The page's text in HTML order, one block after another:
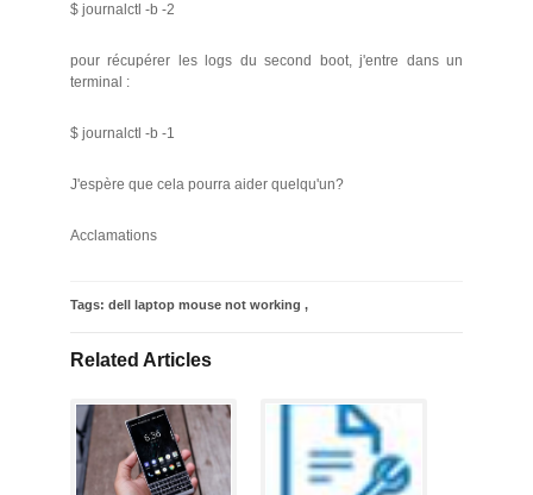
$ journalctl -b -2
pour récupérer les logs du second boot, j'entre dans un
terminal :
$ journalctl -b -1
J'espère que cela pourra aider quelqu'un?
Acclamations
Tags: dell laptop mouse not working ,
Related Articles